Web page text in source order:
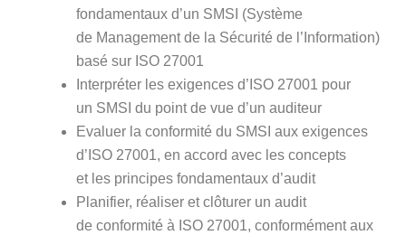
fondamentaux d’un SMSI (Système
de Management de la Sécurité de l’Information)
basé sur ISO 27001
Interpréter les exigences d’ISO 27001 pour
un SMSI du point de vue d’un auditeur
Evaluer la conformité du SMSI aux exigences
d’ISO 27001, en accord avec les concepts
et les principes fondamentaux d’audit
Planifier, réaliser et clôturer un audit
de conformité à ISO 27001, conformément aux